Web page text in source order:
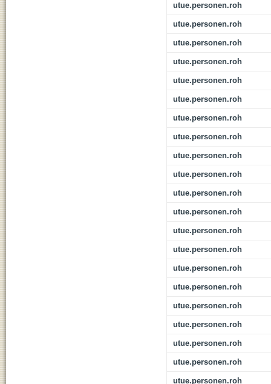
utue.personen.roh
utue.personen.roh
utue.personen.roh
utue.personen.roh
utue.personen.roh
utue.personen.roh
utue.personen.roh
utue.personen.roh
utue.personen.roh
utue.personen.roh
utue.personen.roh
utue.personen.roh
utue.personen.roh
utue.personen.roh
utue.personen.roh
utue.personen.roh
utue.personen.roh
utue.personen.roh
utue.personen.roh
utue.personen.roh
utue.personen.roh